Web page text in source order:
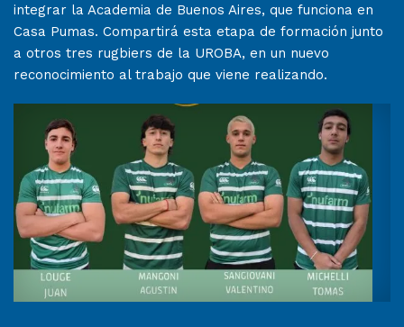
integrar la Academia de Buenos Aires, que funciona en
Casa Pumas. Compartirá esta etapa de formación junto
a otros tres rugbiers de la UROBA, en un nuevo
reconocimiento al trabajo que viene realizando.